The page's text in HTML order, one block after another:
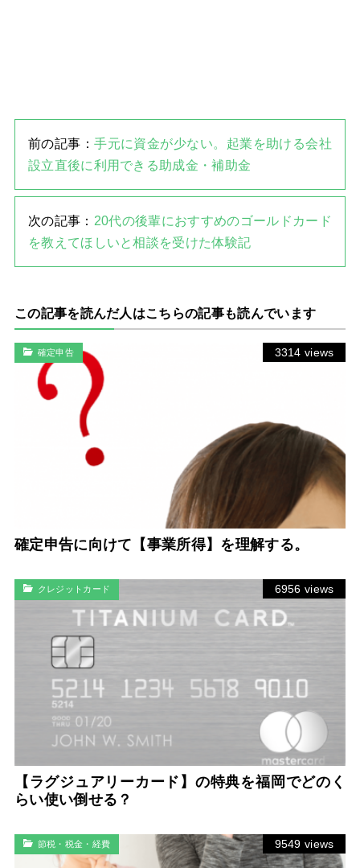
前の記事：手元に資金が少ない。起業を助ける会社
設立直後に利用できる助成金・補助金
次の記事： 20代の後輩におすすめのゴールドカード
を教えてほしいと相談を受けた体験記
この記事を読んだ人はこちらの記事も読んでいます
確定申告 3314 views
確定申告に向けて【事業所得】を理解する。
クレジットカード 6956 views
【ラグジュアリーカード】の特典を福岡でどのく
らい使い倒せる？
節税・税金・経費 9549 views